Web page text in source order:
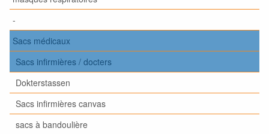
-
Sacs médicaux
Sacs infirmières / docters
Dokterstassen
Sacs infirmières canvas
sacs à bandoulière